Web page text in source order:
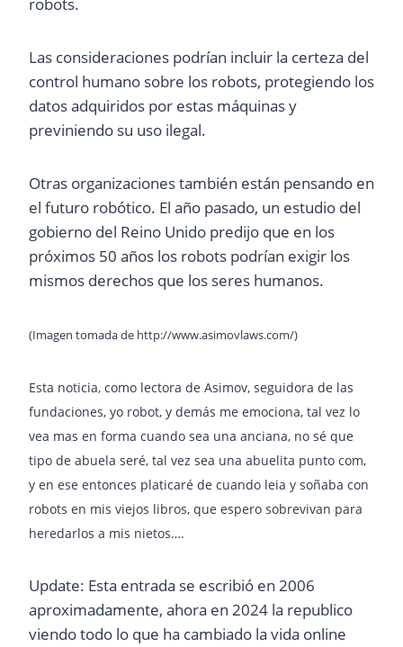
robots.
Las consideraciones podrían incluir la certeza del
control humano sobre los robots, protegiendo los
datos adquiridos por estas máquinas y
previniendo su uso ilegal.
Otras organizaciones también están pensando en
el futuro robótico. El año pasado, un estudio del
gobierno del Reino Unido predijo que en los
próximos 50 años los robots podrían exigir los
mismos derechos que los seres humanos.
(Imagen tomada de http://www.asimovlaws.com/)
Esta noticia, como lectora de Asimov, seguidora de las
fundaciones, yo robot, y demás me emociona, tal vez lo
vea mas en forma cuando sea una anciana, no sé que
tipo de abuela seré, tal vez sea una abuelita punto com,
y en ese entonces platicaré de cuando leia y soñaba con
robots en mis viejos libros, que espero sobrevivan para
heredarlos a mis nietos….
Update: Esta entrada se escribió en 2006
aproximadamente, ahora en 2024 la republico
viendo todo lo que ha cambiado la vida online